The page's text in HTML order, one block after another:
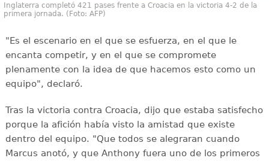
Inglaterra completó 421 pases frente a Croacia en la victoria 4-2 de la
primera jornada. (Foto: AFP)
"Es el escenario en el que se esfuerza, en el que le
encanta competir, y en el que se compromete
plenamente con la idea de que hacemos esto como un
equipo", declaró.
Tras la victoria contra Croacia, dijo que estaba satisfecho
porque la afición había visto la amistad que existe
dentro del equipo. "Que todos se alegraran cuando
Marcus anotó, y que Anthony fuera uno de los primeros